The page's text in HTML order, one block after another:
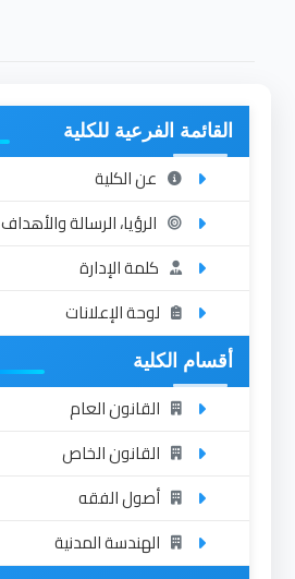
القائمة الفرعية للكلية
عن الكلية
الرؤيا، الرسالة والأهداف
كلمة الإدارة
لوحة الإعلانات
أقسام الكلية
القانون العام
القانون الخاص
أصول الفقه
الهندسة المدنية